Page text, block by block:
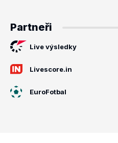
Partneři
Live výsledky
Livescore.in
EuroFotbal